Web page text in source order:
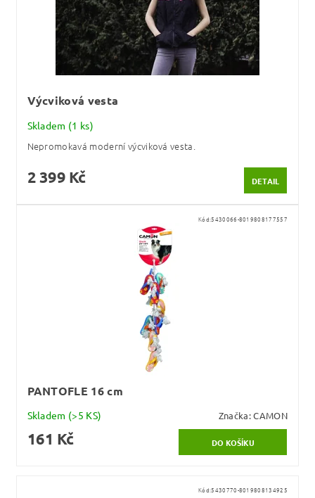
Výcviková vesta
Skladem (1 ks)
Nepromokavá moderní výcviková vesta.
2 399 Kč DETAIL
Kód:5430066-8019808177557
PANTOFLE 16 cm
Skladem (>5 KS) Značka:CAMON
161 Kč
Kód:5430770-8019808134925